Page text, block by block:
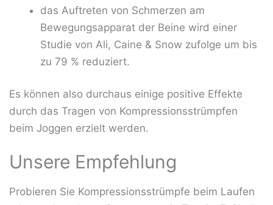
das Auftreten von Schmerzen am
Bewegungsapparat der Beine wird einer
Studie von Ali, Caine & Snow zufolge um bis
zu 79 % reduziert.
Es können also durchaus einige positive Effekte
durch das Tragen von Kompressionsstrümpfen
beim Joggen erzielt werden.
Unsere Empfehlung
Probieren Sie Kompressionsstrümpfe beim Laufen